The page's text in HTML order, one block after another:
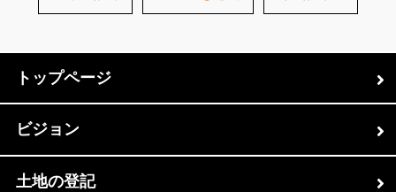
トップページ
ビジョン
土地の登記